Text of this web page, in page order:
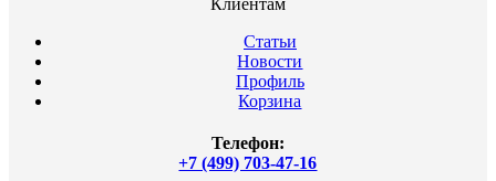
Статьи
Новости
Профиль
Корзина
Телефон:
+7 (499) 703-47-16